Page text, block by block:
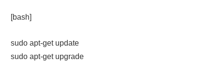
[bash]
sudo apt-get update
sudo apt-get upgrade